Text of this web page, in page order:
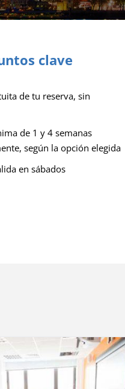
clave
de tu reserva, sin
de 1 y 4 semanas
según la opción elegida
en sábados